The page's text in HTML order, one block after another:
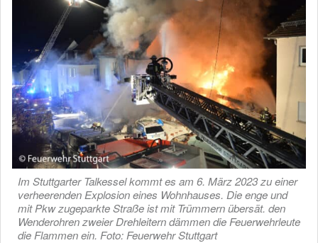
Im Stuttgarter Talkessel kommt es am 6. März 2023 zu einer
verheerenden Explosion eines Wohnhauses. Die enge und
mit Pkw zugeparkte Straße ist mit Trümmern übersät. den
Wenderohren zweier Drehleitern dämmen die Feuerwehrleute
die Flammen ein. Foto: Feuerwehr Stuttgart